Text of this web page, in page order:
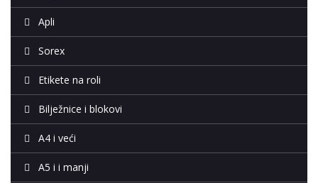
Apli
Sorex
Etikete na roli
Bilježnice i blokovi
A4 i veći
A5 i i manji